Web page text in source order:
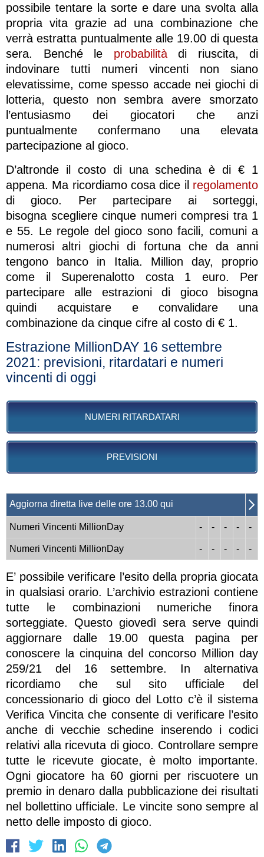
possibile tentare la sorte e dare una svolta alla
propria vita grazie ad una combinazione che
verrà estratta puntualmente alle 19.00 di questa
sera. Benché le probabilitàdi riuscita, di
indovinare tutti numeri vincenti non siano
elevatissime, come spesso accade nei giochi di
lotteria, questo non sembra avere smorzato
l’entusiasmo dei giocatori che anzi
puntualmente confermano una elevata
partecipazione al gioco.
D’altronde il costo di una schedina è di € 1
appena. Ma ricordiamo cosa dice il regolamento
di gioco. Per partecipare ai sorteggi,
bisogna scegliere cinque numeri compresi tra 1
e 55. Le regole del gioco sono facili, comuni a
numerosi altri giochi di fortuna che da anni
tengono banco in Italia. Million day, proprio
come il Superenalotto costa 1 euro. Per
partecipare alle estrazioni di gioco bisogna
quindi acquistare e convalidare una
combinazione da cinque cifre al costo di € 1.
Estrazione MillionDAY 16 settembre
2021: previsioni, ritardatari e numeri
vincenti di oggi
NUMERI RITARDATARI
PREVISIONI
Aggiorna diretta live delle ore 13.00 qui
Numeri Vincenti MillionDay - - - - -
Numeri Vincenti MillionDay - - - - -
E’ possibile verificare l’esito della propria giocata
in qualsiasi orario. L’archivio estrazioni contiene
tutte le combinazioni numeriche finora
sorteggiate. Questo giovedì sera serve quindi
aggiornare dalle 19.00 questa pagina per
conoscere la cinquina del concorso Million day
259/21 del 16 settembre. In alternativa
ricordiamo che sul sito ufficiale del
concessionario di gioco del Lotto c’è il sistema
Verifica Vincita che consente di verificare l’esito
anche di vecchie schedine inserendo i codici
relativi alla ricevuta di gioco. Controllare sempre
tutte le ricevute giocate, è molto importante.
Ogni giocatore ha 60 giorni per riscuotere un
premio in denaro dalla pubblicazione dei risultati
nel bollettino ufficiale. Le vincite sono sempre al
netto delle imposto di gioco.